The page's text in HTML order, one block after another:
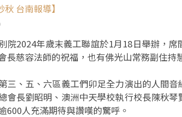
秋 台南報導】
院2024年歲末義工聯誼於1月18日舉辦，
長慈容法師的祝福，也有佛光山常務副住持
三、五、六區義工們卯足全力演出的人間
會長劉昭明、澳洲中天學校執行校長陳秋
600人充滿期待與讚嘆的驚呼。